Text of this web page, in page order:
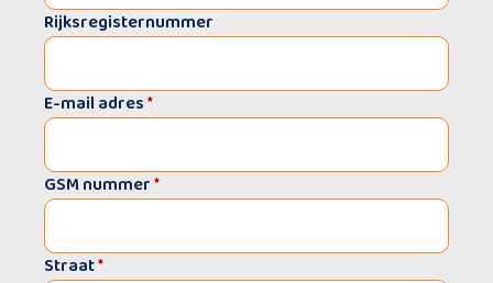
Rijksregisternummer
E-mail adres*
GSM nummer*
Straat*